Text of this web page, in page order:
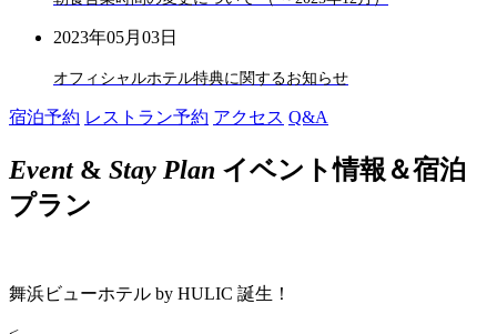
2023年05月03日
オフィシャルホテル特典に関するお知らせ
宿泊予約 レストラン予約 アクセス Q&A
Event& Stay Plan イベント情報＆宿泊
プラン
舞浜ビューホテル by HULIC 誕生！